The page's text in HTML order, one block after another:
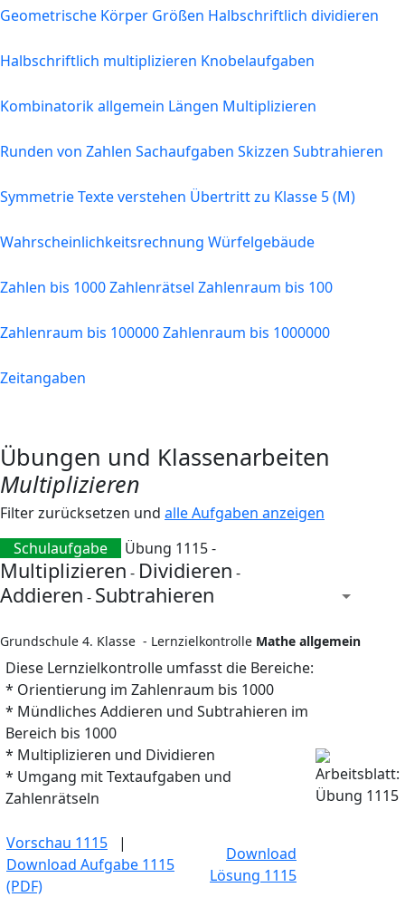
Geometrische Körper Größen Halbschriftlich dividieren
Halbschriftlich multiplizieren Knobelaufgaben
Kombinatorik allgemein Längen Multiplizieren
Runden von Zahlen Sachaufgaben Skizzen Subtrahieren
SymmetrieTexte verstehen Übertritt zu Klasse 5 (M)
Wahrscheinlichkeitsrechnung Würfelgebäude
Zahlen bis 1000Zahlenrätsel Zahlenraum bis 100
Zahlenraum bis 100000Zahlenraum bis 1000000
Zeitangaben
Übungen und Klassenarbeiten
Multiplizieren
Filter zurücksetzen und alle Aufgaben anzeigen
Schulaufgabe
Übung 1115 -
Multiplizieren - Dividieren -
Addieren - Subtrahieren
Grundschule 4. Klasse - Lernzielkontrolle Mathe allgemein
Diese Lernzielkontrolle umfasst die Bereiche:
* Orientierung im Zahlenraum bis 1000
* Mündliches Addieren und Subtrahieren im
Bereich bis 1000
* Multiplizieren und Dividieren
* Umgang mit Textaufgaben und
Zahlenrätseln
Vorschau 1115 |
Download Aufgabe 1115
(PDF)
Download
Lösung 1115